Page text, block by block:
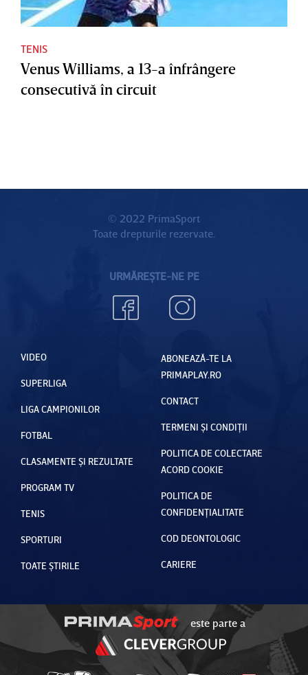
TENIS
Venus Williams, a 13-a înfrângere
consecutivă în circuit
© 2022 PrimaSport
Toate drepturile rezervate.
URMĂREȘTE-NE PE
VIDEO
SUPERLIGA
LIGA CAMPIONILOR
FOTBAL
CLASAMENTE ȘI REZULTATE
PROGRAM TV
TENIS
SPORTURI
TOATE ȘTIRILE
ABONEAZĂ-TE LA
PRIMAPLAY.RO
CONTACT
TERMENI ȘI CONDIȚII
POLITICA DE COLECTARE
ACORD COOKIE
POLITICA DE
CONFIDENȚIALITATE
COD DEONTOLOGIC
CARIERE
este parte a